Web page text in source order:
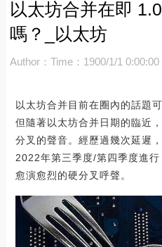
以太坊合并在即
嗎？_以太坊
Author： Time：1900/1/1 0:00:00
以太坊合并目前在圈內的話題
但隨著以太坊合并日期的臨近
分叉的聲音。經歷過幾次延遲
2022年第三季度/第四季度進
愈演愈烈的硬分叉呼聲。